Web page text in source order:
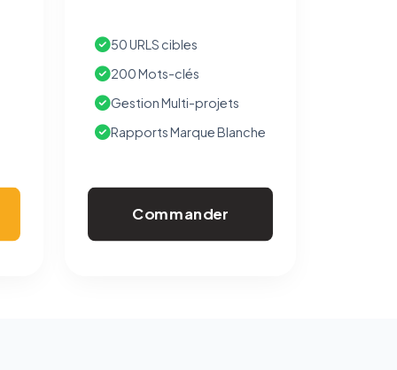
50 URLS cibles
200 Mots-clés
Gestion Multi-projets
Rapports Marque Blanche
Commander